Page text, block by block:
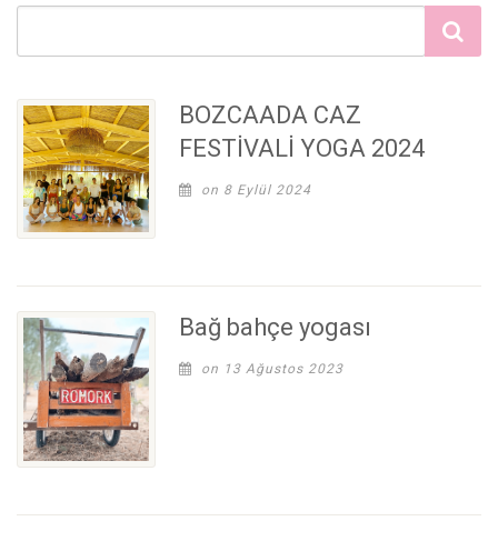
BOZCAADA CAZ
FESTİVALİ YOGA 2024
on 8 Eylül 2024
Bağ bahçe yogası
on 13 Ağustos 2023